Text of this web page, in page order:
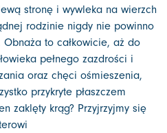
stronę i wywleka na wierzch
rodzinie nigdy nie powinno
Obnaża to całkowicie, aż do
pełnego zazdrości i
oraz chęci ośmieszenia,
przykryte płaszczem
zaklęty krąg? Przyjrzyjmy się